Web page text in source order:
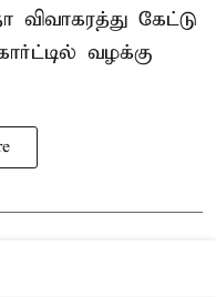
விவாகரத்து கேட்டு
வழக்கு